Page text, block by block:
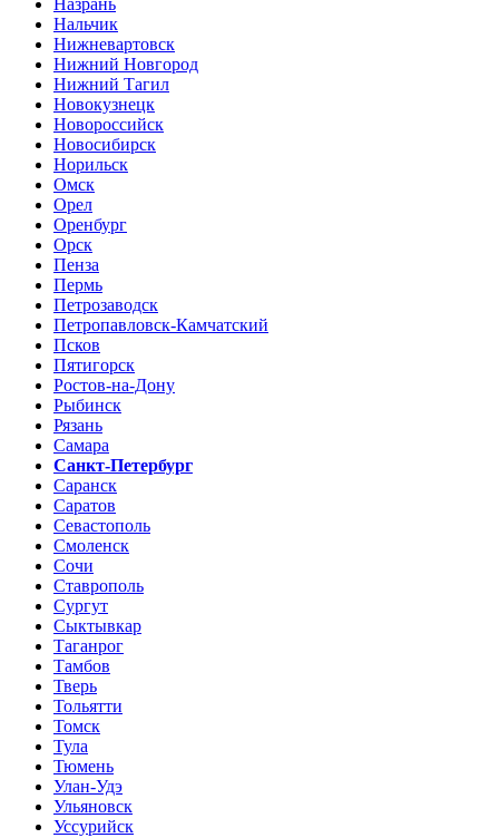
Нальчик
Нижневартовск
Нижний Новгород
Нижний Тагил
Новокузнецк
Новороссийск
Новосибирск
Норильск
Омск
Орел
Оренбург
Орск
Пенза
Пермь
Петрозаводск
Петропавловск-Камчатский
Псков
Пятигорск
Ростов-на-Дону
Рыбинск
Рязань
Самара
Санкт-Петербург
Саранск
Саратов
Севастополь
Смоленск
Сочи
Ставрополь
Сургут
Сыктывкар
Таганрог
Тамбов
Тверь
Тольятти
Томск
Тула
Тюмень
Улан-Удэ
Ульяновск
Уссурийск